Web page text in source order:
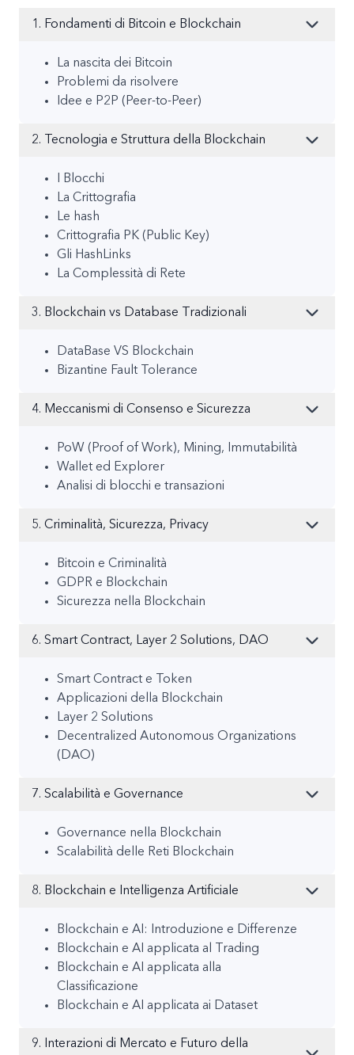
1. Fondamenti di Bitcoin e Blockchain
La nascita dei Bitcoin
Problemi da risolvere
Idee e P2P (Peer-to-Peer)
2. Tecnologia e Struttura della Blockchain
I Blocchi
La Crittografia
Le hash
Crittografia PK (Public Key)
Gli HashLinks
La Complessità di Rete
3. Blockchain vs Database Tradizionali
DataBase VS Blockchain
Bizantine Fault Tolerance
4. Meccanismi di Consenso e Sicurezza
PoW (Proof of Work), Mining, Immutabilità
Wallet ed Explorer
Analisi di blocchi e transazioni
5. Criminalità, Sicurezza, Privacy
Bitcoin e Criminalità
GDPR e Blockchain
Sicurezza nella Blockchain
6. Smart Contract, Layer 2 Solutions, DAO
Smart Contract e Token
Applicazioni della Blockchain
Layer 2 Solutions
Decentralized Autonomous Organizations
(DAO)
7. Scalabilità e Governance
Governance nella Blockchain
Scalabilità delle Reti Blockchain
8. Blockchain e Intelligenza Artificiale
Blockchain e AI: Introduzione e Differenze
Blockchain e AI applicata al Trading
Blockchain e AI applicata alla
Classificazione
Blockchain e AI applicata ai Dataset
9. Interazioni di Mercato e Futuro della